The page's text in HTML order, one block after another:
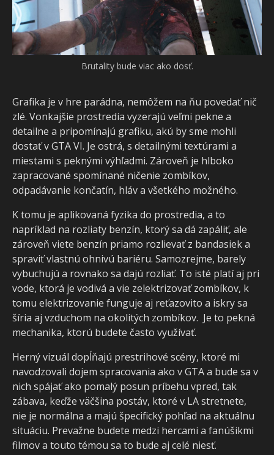
Brutality bude viac ako dosť.
Grafika je v hre parádna, nemôžem na ňu povedať nič
zlé. Vonkajšie prostredia vyzerajú veľmi pekne a
detailne a pripomínajú grafiku, akú by sme mohli
dostať v GTA VI. Je ostrá, s detailnými textúrami a
miestami s peknými výhľadmi. Zároveň je hlboko
zapracované spomínané ničenie zombíkov,
odpadávanie končatín, hláv a všetkého možného.
K tomu je aplikovaná fyzika do prostredia, a to
napríklad na rozliaty benzín, ktorý sa dá zapáliť, ale
zároveň viete benzín priamo rozlievať z bandasiek a
spraviť vlastnú ohnivú bariéru. Samozrejme, barely
vybuchujú a rovnako sa dajú rozliať. To isté platí aj pri
vode, ktorá je vodivá a vie zelektrizovať zombíkov, k
tomu elektrizovanie funguje aj reťazovito a iskry sa
šíria aj vzduchom na okolitých zombíkov. Je to pekná
mechanika, ktorú budete často využívať.
Herný vizuál dopĺňajú prestrihové scény, ktoré mi
navodzovali dojem spracovania ako v GTA a bude sa v
nich spájať ako pomalý posun príbehu vpred, tak
zábava, keďže väčšina postáv, ktoré v LA stretnete,
nie je normálna a majú špecifický pohľad na aktuálnu
situáciu. Prevažne budete medzi hercami a fanúšikmi
filmov a touto témou sa to bude aj celé niesť.